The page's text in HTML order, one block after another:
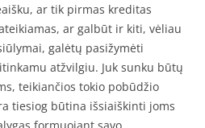
ar tik pirmas kreditas
ar galbūt ir kiti, vėliau
galėtų pasižymėti
atžvilgiu. Juk sunku būtų
teikiančios tokio pobūdžio
tiesiog būtina išsiaiškinti joms